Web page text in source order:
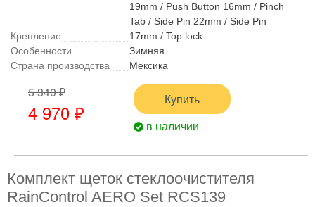
Крепление
19mm / Push Button 16mm / Pinch
Tab / Side Pin 22mm / Side Pin
17mm / Top lock
Особенности
Зимняя
Страна производства
Мексика
5 340 ₽
4 970 ₽
Купить
в наличии
Комплект щеток стеклоочистителя
RainControl AERO Set RCS139